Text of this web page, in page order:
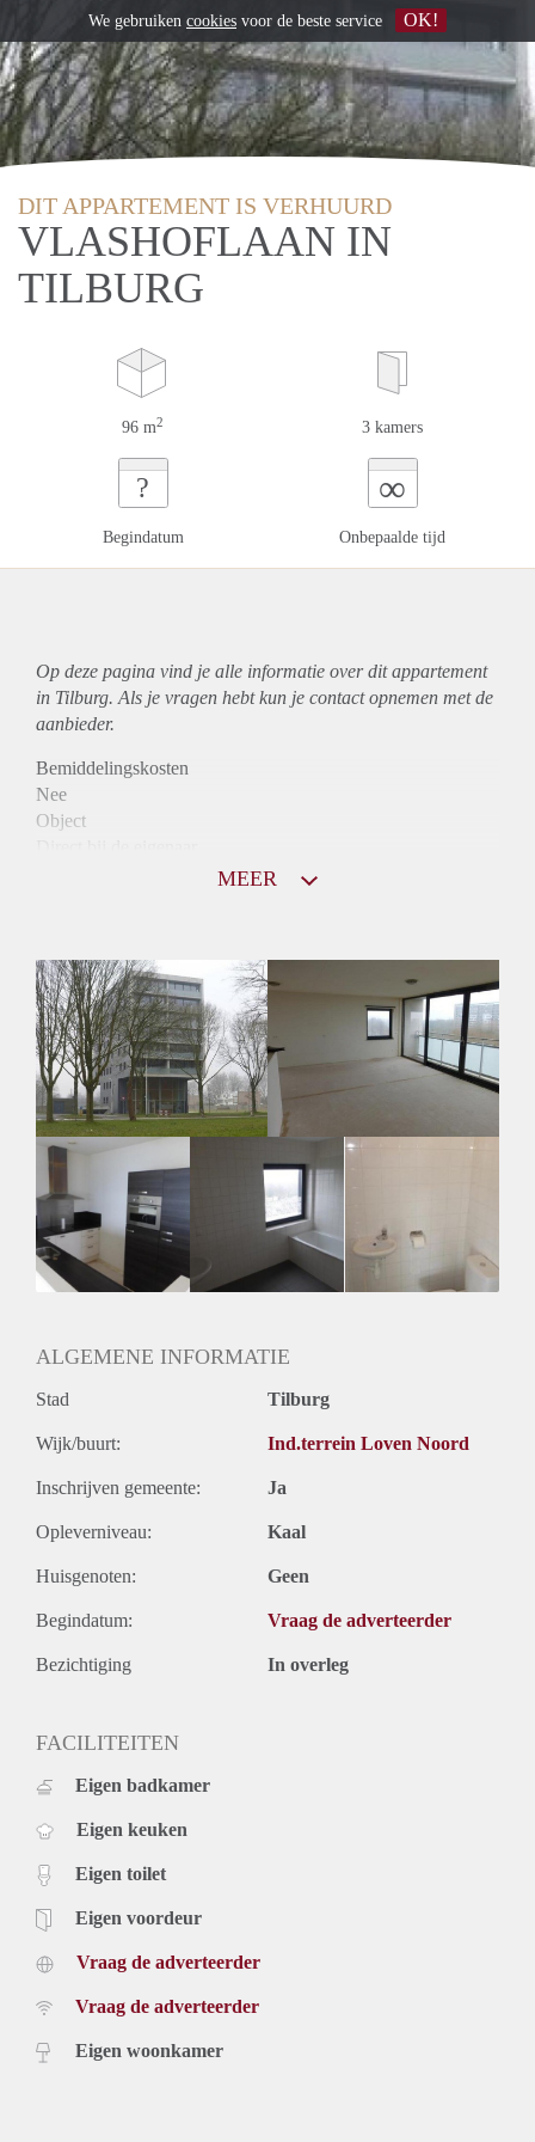
DIT APPARTEMENT IS VERHUURD
VLASHOFLAAN IN
TILBURG
96 m2 3 kamers
?
Begindatum
∞
Onbepaalde tijd
Op deze pagina vind je alle informatie over ditappartement
in Tilburg. Als je vragen hebt kun je contact opnemen met de
aanbieder.
Bemiddelingskosten
Nee
Object
Huurtoeslag
Niet mogelijk
Inkomen eis
2,8 X Maandhuur Bruto
Huurtermijn
Onbepaalde termijn
Oplevering
Kaal
MEER
ALGEMENE INFORMATIE
Stad Tilburg
Wijk/buurt: Ind.terrein Loven Noord
Inschrijven gemeente: Ja
Opleverniveau: Kaal
Huisgenoten: Geen
Begindatum: Vraag de adverteerder
Bezichtiging In overleg
FACILITEITEN
Eigen badkamer
Eigen keuken
Eigen toilet
Eigen voordeur
Vraag de adverteerder
Vraag de adverteerder
Eigen woonkamer
We gebruiken cookies voor de beste service OK!